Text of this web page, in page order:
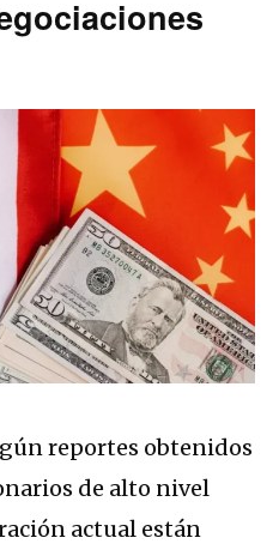
reportes obtenidos
de alto nivel
actual están